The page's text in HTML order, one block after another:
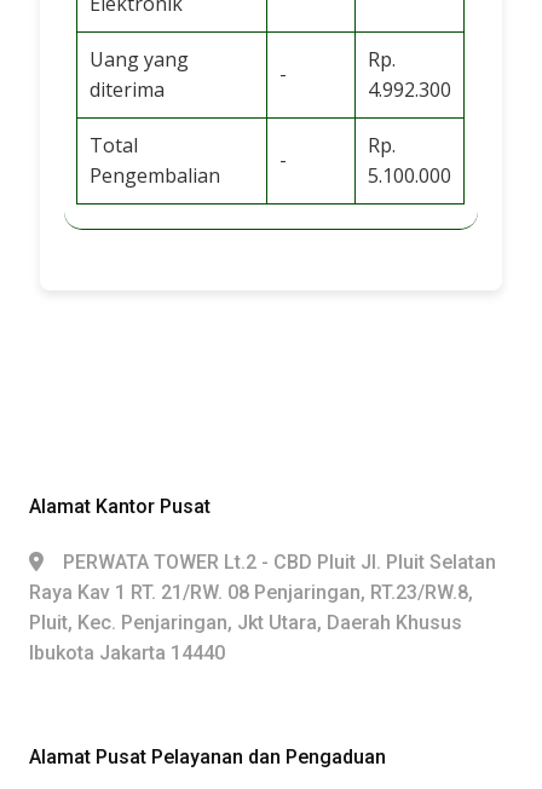
Uang yang
diterima
-
Rp.
4.992.300
Total
Pengembalian
-
Rp.
5.100.000
Alamat Kantor Pusat
PERWATA TOWER Lt.2 - CBD Pluit Jl. Pluit Selatan
Raya Kav 1 RT. 21/RW. 08 Penjaringan, RT.23/RW.8,
Pluit, Kec. Penjaringan, Jkt Utara, Daerah Khusus
Ibukota Jakarta 14440
Alamat Pusat Pelayanan dan Pengaduan